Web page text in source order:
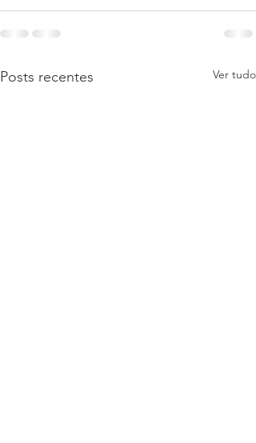
Posts recentes Ver tudo